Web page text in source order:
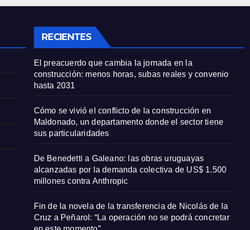
particularidades
RECIENTES
El preacuerdo que cambia la jornada en la
construcción: menos horas, subas reales y convenio
hasta 2031
Cómo se vivió el conflicto de la construcción en
Maldonado, un departamento donde el sector tiene
sus particularidades
De Benedetti a Galeano: las obras uruguayas
alcanzadas por la demanda colectiva de US$ 1.500
millones contra Anthropic
Fin de la novela de la transferencia de Nicolás de la
Cruz a Peñarol: “La operación no se podrá concretar